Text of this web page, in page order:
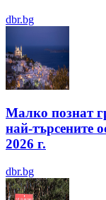
dbr.bg
Малко познат
най-търсените
2026 г.
dbr.bg